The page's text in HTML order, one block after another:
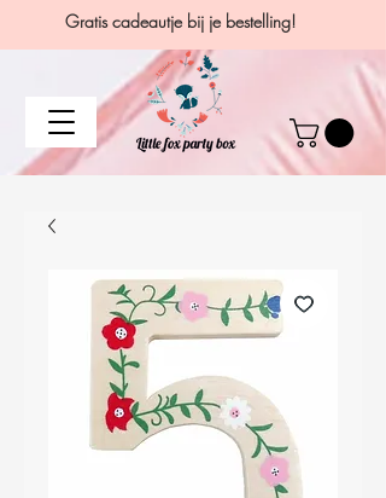
Gratis cadeautje bij je bestelling!